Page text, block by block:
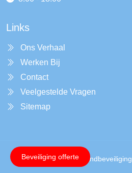
Links
Ons Verhaal
Werken Bij
Contact
Veelgestelde Vragen
Sitemap
Copyright ©Acvbrandbeveiliging
Beveiliging offerte